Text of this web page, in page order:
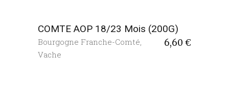
COMTE AOP 18/23 Mois (200G)
6,60 €
Bourgogne Franche-Comté,
Vache